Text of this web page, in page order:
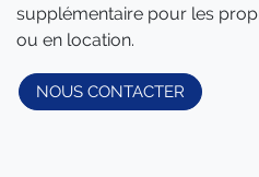
supplémentaire pour les
ou en location.
NOUS CONTACTER